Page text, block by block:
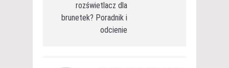
rozświetlacz dla
brunetek? Poradnik i
odcienie